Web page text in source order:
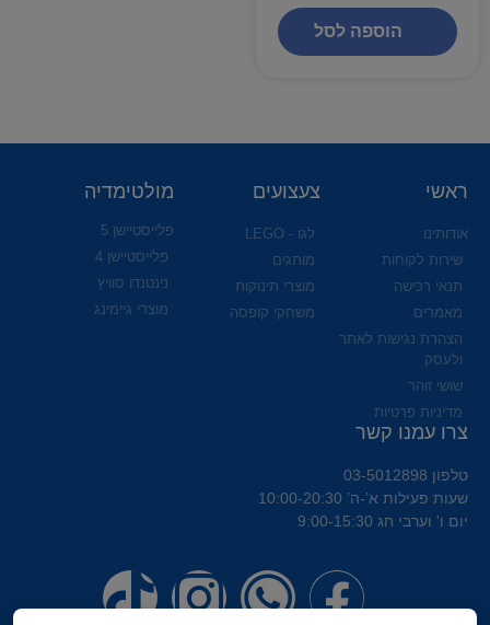
הוספה לסל
ראשי
אודותינו
שירות לקוחות
תנאי רכישה
מאמרים
הצהרת נגישות לאתר
ולעסק
שושי זוהר
מדיניות פרטיות
צעצועים
לגו - LEGO
מותגים
מוצרי תינוקות
משחקי קופסה
מולטימדיה
פלייסטיישן 5
פלייסטיישן 4
נינטנדו סוויץ
מוצרי גיימינג
צרו עמנו קשר
טלפון 03-5012898
שעות פעילות א’-ה’ 10:00-20:30
יום ו' וערבי חג 9:00-15:30